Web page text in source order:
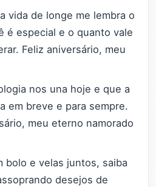
vida de longe me lembra o
é especial e o quanto vale
Feliz aniversário, meu
nos una hoje e que a
em breve e para sempre.
meu eterno namorado
bolo e velas juntos, saiba
desejos de